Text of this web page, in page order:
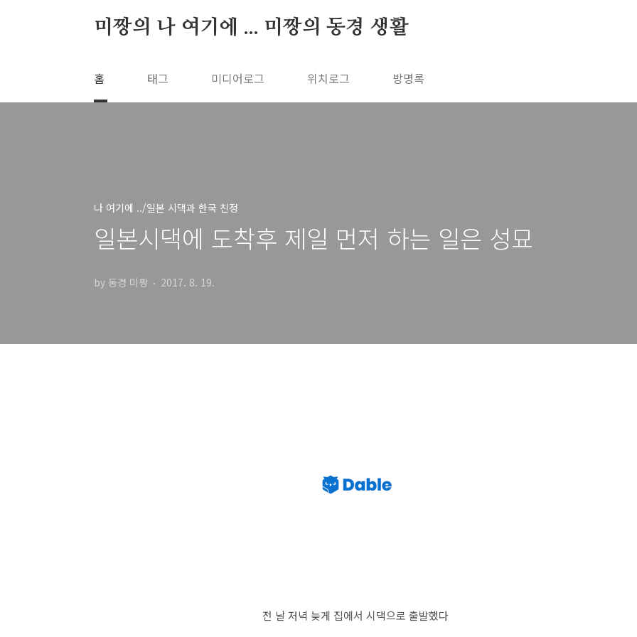
미짱의 나 여기에 ... 미짱의 동경 생활
홈 태그 미디어로그 위치로그 방명록
나 여기에 ../일본 시댁과 한국 친정
일본시댁에 도착후 제일 먼저 하는 일은 성묘
by 동경 미짱 2017. 8. 19.
전 날 저녁 늦게 집에서 시댁으로 출발했다